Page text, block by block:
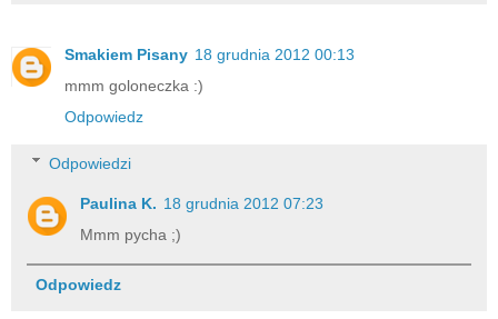
Smakiem Pisany 18 grudnia 2012 00:13
mmm goloneczka :)
Odpowiedz
Odpowiedzi
Paulina K. 18 grudnia 2012 07:23
Mmm pycha ;)
Odpowiedz